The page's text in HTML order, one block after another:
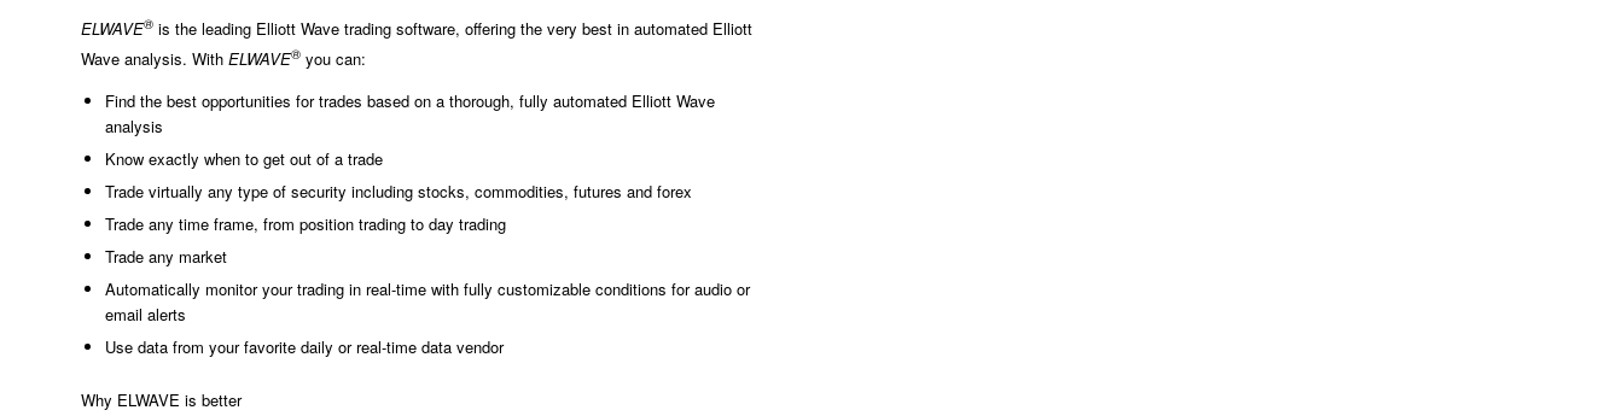
ELWAVE® is the leading Elliott Wave trading software, offering the very best in automated Elliott
Wave analysis. With ELWAVE® you can:
Find the best opportunities for trades based on a thorough, fully automated Elliott Wave
analysis
Know exactly when to get out of a trade
Trade virtually any type of security including stocks, commodities, futures and forex
Trade any time frame, from position trading to day trading
Trade any market
Automatically monitor your trading in real-time with fully customizable conditions for audio or
email alerts
Use data from your favorite daily or real-time data vendor
Why ELWAVE is better